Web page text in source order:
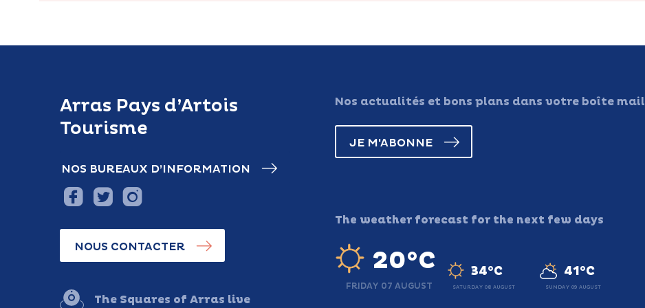
Arras Pays d’Artois
Tourisme
NOS BUREAUX D’INFORMATION
NOUS CONTACTER
The Squares of Arras live
Nos actualités et bons plans dans votre boîte mail
JE M'ABONNE
The weather forecast for the next few days
20°C
FRIDAY 07 AUGUST
34°C
SATURDAY 08 AUGUST
41°C
SUNDAY 09 AUGUST